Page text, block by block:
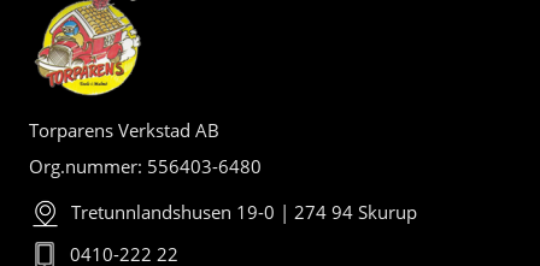
Torparens Verkstad AB
Org.nummer: 556403-6480
Tretunnlandshusen 19-0 | 274 94 Skurup
0410-222 22